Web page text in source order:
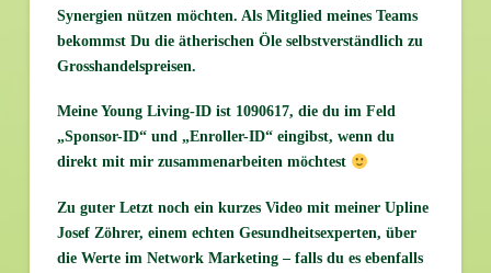
Synergien nützen möchten. Als Mitglied meines Teams
bekommst Du die ätherischen Öle selbstverständlich zu
Grosshandelspreisen.
Meine Young Living-ID ist 1090617, die du im Feld
„Sponsor-ID“ und „Enroller-ID“ eingibst, wenn du
direkt mit mir zusammenarbeiten möchtest
Zu guter Letzt noch ein kurzes Video mit meiner Upline
Josef Zöhrer, einem echten Gesundheitsexperten, über
die Werte im Network Marketing – falls du es ebenfalls